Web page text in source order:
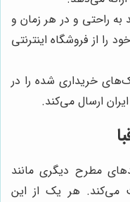
به راحتی و در هر زمان و
را از فروشگاه اینترنتی
خریداری شده را در
ارسال می‌کند.
مطرح دیگری مانند
می‌کند. هر یک از این